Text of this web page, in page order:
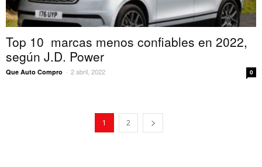
Top 10 marcas menos confiables en 2022,
según J.D. Power
Que Auto Compro - 2 abril, 2022 0
1 2